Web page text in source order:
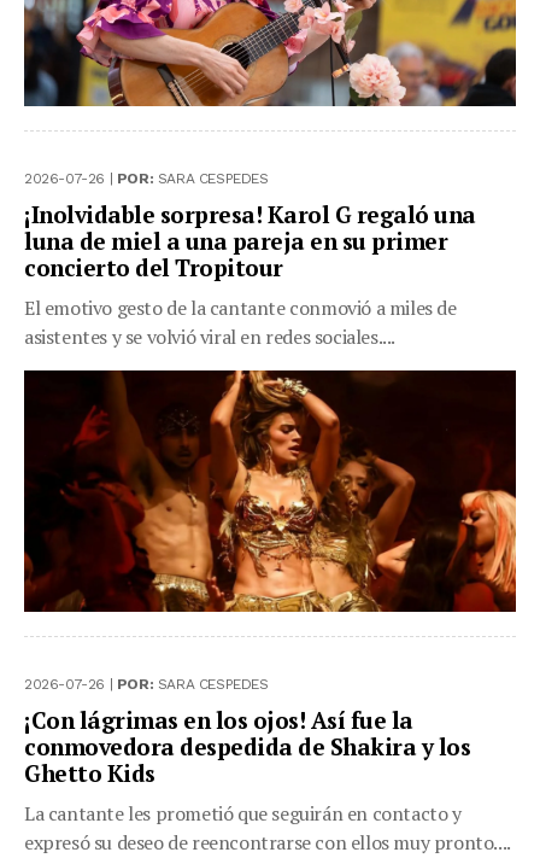
2026-07-26 | POR: SARA CESPEDES
¡Inolvidable sorpresa! Karol G regaló una
luna de miel a una pareja en su primer
concierto del Tropitour
El emotivo gesto de la cantante conmovió a miles de
asistentes y se volvió viral en redes sociales....
2026-07-26 | POR: SARA CESPEDES
¡Con lágrimas en los ojos! Así fue la
conmovedora despedida de Shakira y los
Ghetto Kids
La cantante les prometió que seguirán en contacto y
expresó su deseo de reencontrarse con ellos muy pronto....